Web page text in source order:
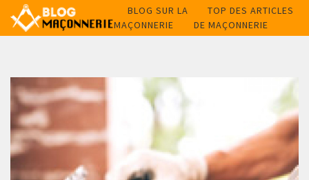
BLOG SUR LA
MAÇONNERIE
TOP DES ARTICLES
DE MAÇONNERIE